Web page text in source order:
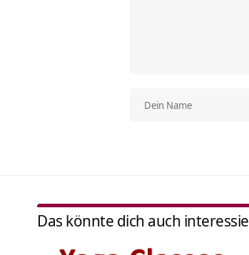
Das könnte dich auch